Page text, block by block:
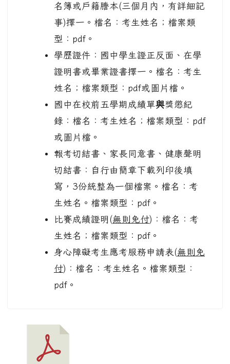
名簿或戶籍謄本(三個月內，有詳細記
事)擇一。檔名：考生姓名；檔案類
型：pdf。
學歷證件：國中學生證正反面、在學
證明書或畢業證書擇一。檔名：考生
姓名；檔案類型：pdf或圖片檔。
國中在校前五學期成績單與獎懲紀
錄：檔名：考生姓名；檔案類型：pdf
或圖片檔。
報考切結書、家長同意書、健康聲明
切結書：自行由簡章下載列印後填
寫，3份統整為一個檔案。檔名：考
生姓名。檔案類型：pdf。
比賽成績證明(無則免付)：檔名：考
生姓名；檔案類型：pdf。
身心障礙考生應考服務申請表(無則免
付)：檔名：考生姓名。檔案類型：
pdf。